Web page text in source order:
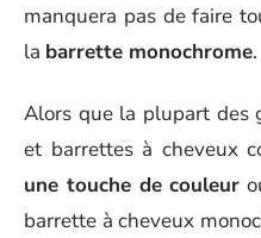
manquera pas de faire
la barrette monochrome.
Alors que la plupart des
et barrettes à cheveux
une touche de couleur
barrette à cheveux